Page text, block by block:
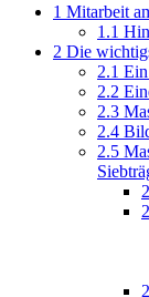
1 Mitarbeit
1.1
2 Die
2.1
2.2
2.3
2.4
2.5